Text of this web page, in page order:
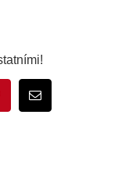
E-
mail